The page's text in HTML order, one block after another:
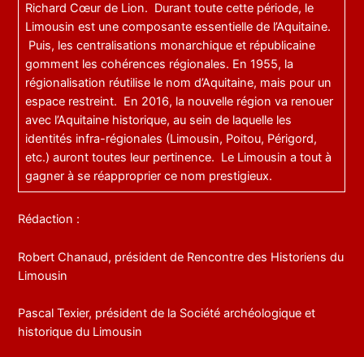
Richard Cœur de Lion. Durant toute cette période, le
Limousin est une composante essentielle de l’Aquitaine.
Puis, les centralisations monarchique et républicaine
gomment les cohérences régionales. En 1955, la
régionalisation réutilise le nom d’Aquitaine, mais pour un
espace restreint. En 2016, la nouvelle région va renouer
avec l’Aquitaine historique, au sein de laquelle les
identités infra-régionales (Limousin, Poitou, Périgord,
etc.) auront toutes leur pertinence. Le Limousin a tout à
gagner à se réapproprier ce nom prestigieux.
Rédaction :
Robert Chanaud, président de Rencontre des Historiens du
Limousin
Pascal Texier, président de la Société archéologique et
historique du Limousin